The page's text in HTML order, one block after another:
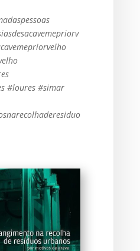
#loures #simar